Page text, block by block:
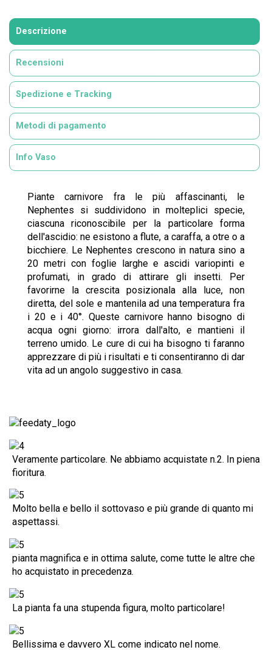
Descrizione
Recensioni
Spedizione e Tracking
Metodi di pagamento
Info Vaso
Piante carnivore fra le più affascinanti, le
Nephentes si suddividono in molteplici specie,
ciascuna riconoscibile per la particolare forma
dell'ascidio: ne esistono a flute, a caraffa, a otre o a
bicchiere. Le Nephentes crescono in natura sino a
20 metri con foglie larghe e ascidi variopinti e
profumati, in grado di attirare gli insetti. Per
favorirne la crescita posizionala alla luce, non
diretta, del sole e mantenila ad una temperatura fra
i 20 e i 40°. Queste carnivore hanno bisogno di
acqua ogni giorno: irrora dall'alto, e mantieni il
terreno umido. Le cure di cui ha bisogno ti faranno
apprezzare di più i risultati e ti consentiranno di dar
vita ad un angolo suggestivo in casa.
Veramente particolare. Ne abbiamo acquistate n.2. In piena
fioritura.
Molto bella e bello il sottovaso e più grande di quanto mi
aspettassi.
pianta magnifica e in ottima salute, come tutte le altre che
ho acquistato in precedenza.
La pianta fa una stupenda figura, molto particolare!
Bellissima e davvero XL come indicato nel nome.